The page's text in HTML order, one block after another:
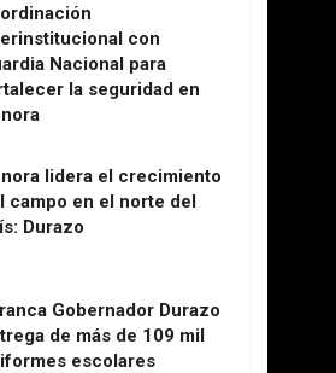
con
Nacional para
la seguridad en
lidera el crecimiento
campo en el norte del
Durazo
Gobernador Durazo
de más de 109 mil
escolares